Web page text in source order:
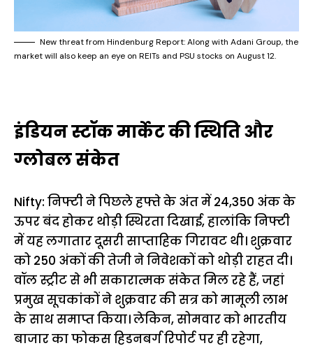
New threat from Hindenburg Report: Along with Adani Group, the
market will also keep an eye on REITs and PSU stocks on August 12.
इंडियन स्टॉक मार्केट की स्थिति और
ग्लोबल संकेत
Nifty: निफ्टी ने पिछले हफ्ते के अंत में 24,350 अंक के
ऊपर बंद होकर थोड़ी स्थिरता दिखाई, हालांकि निफ्टी
में यह लगातार दूसरी साप्ताहिक गिरावट थी। शुक्रवार
को 250 अंकों की तेजी ने निवेशकों को थोड़ी राहत दी।
वॉल स्ट्रीट से भी सकारात्मक संकेत मिल रहे हैं, जहां
प्रमुख सूचकांकों ने शुक्रवार की सत्र को मामूली लाभ
के साथ समाप्त किया। लेकिन, सोमवार को भारतीय
बाजार का फोकस हिडनबर्ग रिपोर्ट पर ही रहेगा,